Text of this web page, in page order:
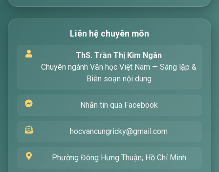
tìm kiếm các bài viết về văn học. Hãy nhập từ
khóa mà bạn quan tâm, tôi sẽ giúp bạn ngay
Liên hệ chuyên môn
ThS. Trần Thị Kim Ngân
Chuyên ngành Văn học Việt Nam — Sáng lập &
Biên soạn nội dung
Nhắn tin qua Facebook
hocvancungricky@gmail.com
Phường Đông Hưng Thuận, Hồ Chí Minh